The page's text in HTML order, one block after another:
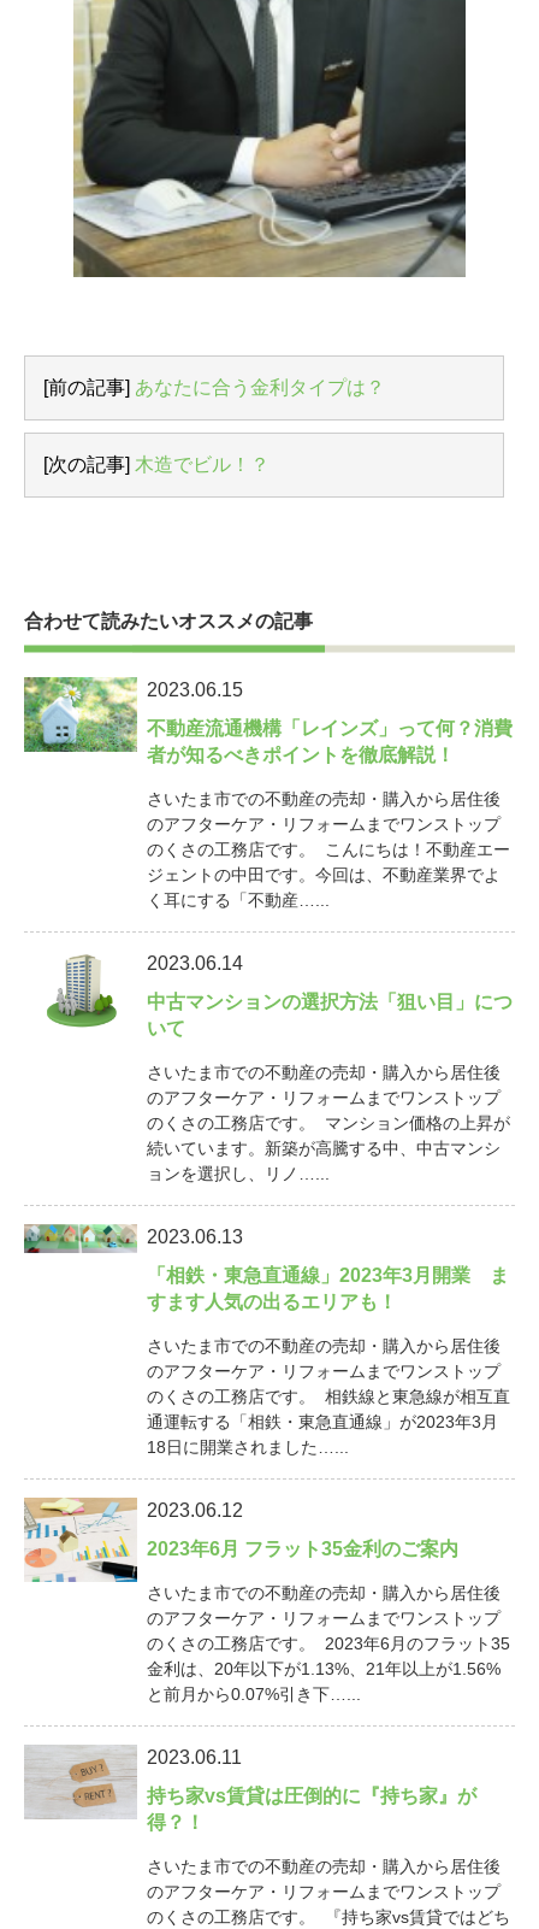
[前の記事] あなたに合う金利タイプは？
[次の記事] 木造でビル！？
合わせて読みたいオススメの記事
2023.06.15
不動産流通機構「レインズ」って何？消費
者が知るべきポイントを徹底解説！
さいたま市での不動産の売却・購入から居住後
のアフターケア・リフォームまでワンストップ
のくさの工務店です。 こんにちは！不動産エー
ジェントの中田です。今回は、不動産業界でよ
く耳にする「不動産…...
2023.06.14
中古マンションの選択方法「狙い目」につ
いて
さいたま市での不動産の売却・購入から居住後
のアフターケア・リフォームまでワンストップ
のくさの工務店です。 マンション価格の上昇が
続いています。新築が高騰する中、中古マンシ
ョンを選択し、リノ…...
2023.06.13
「相鉄・東急直通線」2023年3月開業 ま
すます人気の出るエリアも！
さいたま市での不動産の売却・購入から居住後
のアフターケア・リフォームまでワンストップ
のくさの工務店です。 相鉄線と東急線が相互直
通運転する「相鉄・東急直通線」が2023年3月
18日に開業されました…...
2023.06.12
2023年6月 フラット35金利のご案内
さいたま市での不動産の売却・購入から居住後
のアフターケア・リフォームまでワンストップ
のくさの工務店です。 2023年6月のフラット35
金利は、20年以下が1.13%、21年以上が1.56%
と前月から0.07%引き下…...
2023.06.11
持ち家vs賃貸は圧倒的に『持ち家』が
得？！
さいたま市での不動産の売却・購入から居住後
のアフターケア・リフォームまでワンストップ
のくさの工務店です。 『持ち家vs賃貸ではどち